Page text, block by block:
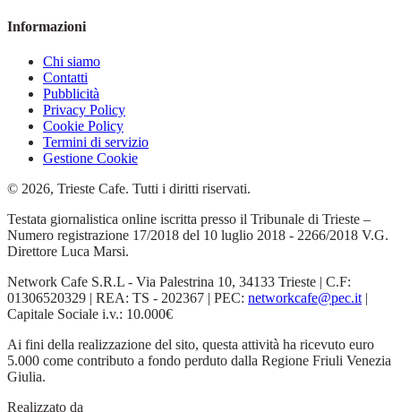
Informazioni
Chi siamo
Contatti
Pubblicità
Privacy Policy
Cookie Policy
Termini di servizio
Gestione Cookie
© 2026, Trieste Cafe. Tutti i diritti riservati.
Testata giornalistica online iscritta presso il Tribunale di Trieste –
Numero registrazione 17/2018 del 10 luglio 2018 - 2266/2018 V.G.
Direttore Luca Marsi.
Network Cafe S.R.L - Via Palestrina 10, 34133 Trieste | C.F:
01306520329 | REA: TS - 202367 | PEC: networkcafe@pec.it |
Capitale Sociale i.v.: 10.000€
Ai fini della realizzazione del sito, questa attività ha ricevuto euro
5.000 come contributo a fondo perduto dalla Regione Friuli Venezia
Giulia.
Realizzato da